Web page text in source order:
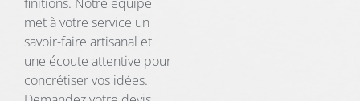
met à votre service un
savoir-faire artisanal et
une écoute attentive pour
concrétiser vos idées.